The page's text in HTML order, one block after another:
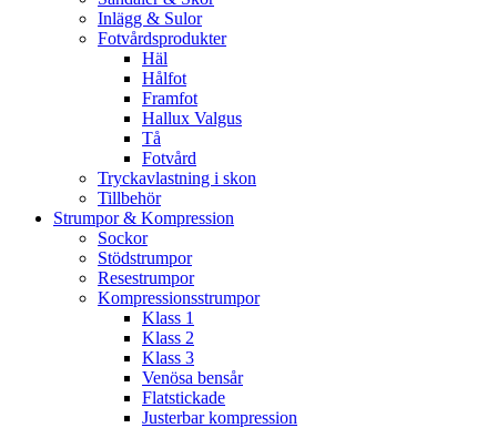
Inlägg & Sulor
Fotvårdsprodukter
Häl
Hålfot
Framfot
Hallux Valgus
Tå
Fotvård
Tryckavlastning i skon
Tillbehör
Strumpor & Kompression
Sockor
Stödstrumpor
Resestrumpor
Kompressionsstrumpor
Klass 1
Klass 2
Klass 3
Venösa bensår
Flatstickade
Justerbar kompression